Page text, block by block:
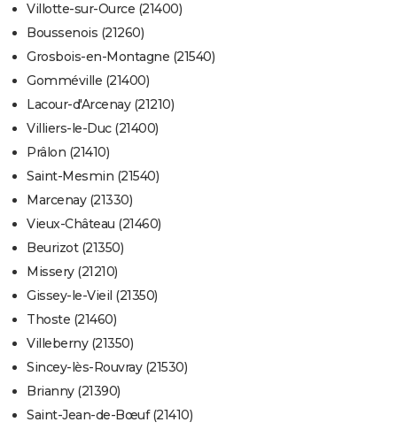
Villotte-sur-Ource (21400)
Boussenois (21260)
Grosbois-en-Montagne (21540)
Gomméville (21400)
Lacour-d'Arcenay (21210)
Villiers-le-Duc (21400)
Prâlon (21410)
Saint-Mesmin (21540)
Marcenay (21330)
Vieux-Château (21460)
Beurizot (21350)
Missery (21210)
Gissey-le-Vieil (21350)
Thoste (21460)
Villeberny (21350)
Sincey-lès-Rouvray (21530)
Brianny (21390)
Saint-Jean-de-Bœuf (21410)